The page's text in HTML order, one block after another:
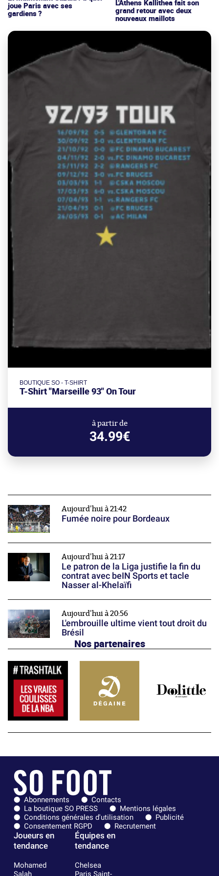
joue Paris avec ses
gardiens ?
L'Athens Kallithea fait son
grand retour avec deux
nouveaux maillots
BOUTIQUE SO - T-SHIRT
T-Shirt "Marseille 93" On Tour
à partir de
34.99€
Aujourd'hui à 21:42
Fumée noire pour Bordeaux
Aujourd'hui à 21:17
Le patron de la Liga justifie la fin du
contrat avec beIN Sports et tacle
Nasser al-Khelaïfi
Aujourd'hui à 20:56
L'embrouille ultime vient tout droit du
Brésil
Nos partenaires
Abonnements
Contacts
La boutique SO PRESS
Mentions légales
Conditions générales d'utilisation
Publicité
Consentement RGPD
Recrutement
Joueurs en
tendance
Mohamed
Salah
Équipes en
tendance
Chelsea
Paris Saint-